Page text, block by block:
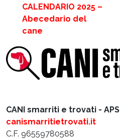
CANI smarriti e trovati - APS
canismarritietrovati.it
C.F. 96559780588
CALENDARIO 2025 –
Abecedario del
cane